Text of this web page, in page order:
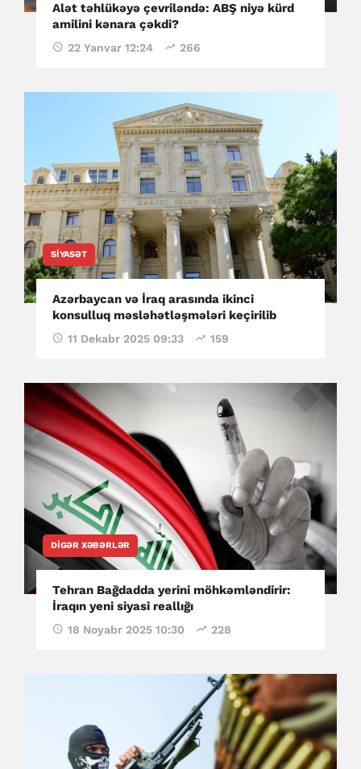
Alət təhlükəyə çevriləndə: ABŞ niyə kürd
amilini kənara çəkdi?
22 Yanvar 12:24 266
SIYASƏT
Azərbaycan və İraq arasında ikinci
konsulluq məsləhətləşmələri keçirilib
11 Dekabr 2025 09:33 159
DIGƏR XƏBƏRLƏR
Tehran Bağdadda yerini möhkəmləndirir:
İraqın yeni siyasi reallığı
18 Noyabr 2025 10:30 228